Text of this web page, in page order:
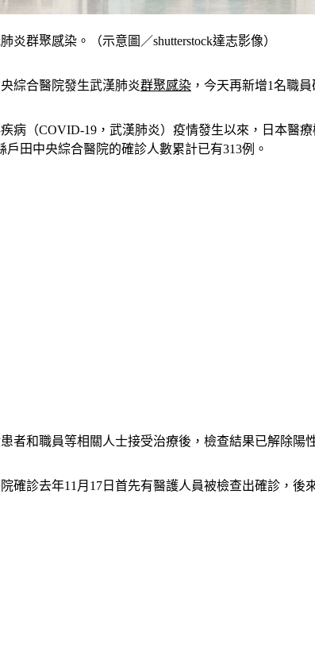
炎群聚感染。（示意圖／shutterstock達志影像）
綜合醫院發生武漢肺炎群聚感染 ，今天再新增1名職
病（COVID-19，武漢肺炎）疫情發生以來，日本醫
田中央綜合醫院的確診人數累計已有313例。
者和職員等相關人士接受治療後，檢查結果已解除陽
確診去年11月17日首先有醫護人員被檢查出確診，